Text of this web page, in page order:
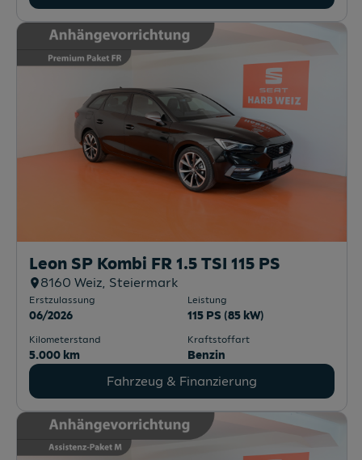
Leon SP Kombi FR 1.5 TSI 115 PS
8160 Weiz, Steiermark
Erstzulassung
06/2026
Leistung
115 PS (85 kW)
Kilometerstand
5.000 km
Kraftstoffart
Benzin
Fahrzeug & Finanzierung